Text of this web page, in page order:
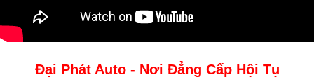
Đại Phát Auto - Nơi Đẳng Cấp Hội Tụ